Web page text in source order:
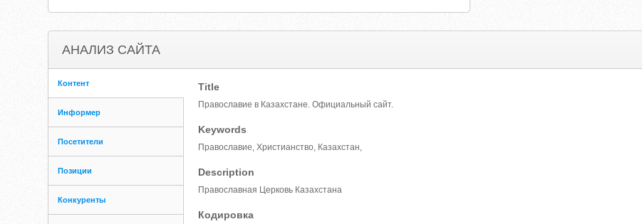
АНАЛИЗ САЙТА
Контент
Информер
Посетители
Позиции
Конкуренты
Title
Православие в Казахстане. Официальный сайт.
Keywords
Православие, Христианство, Казахстан,
Description
Православная Церковь Казахстана
Кодировка